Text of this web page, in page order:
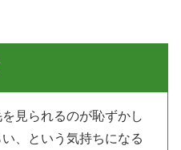
見られるのが恥ずかし
、という気持ちになる